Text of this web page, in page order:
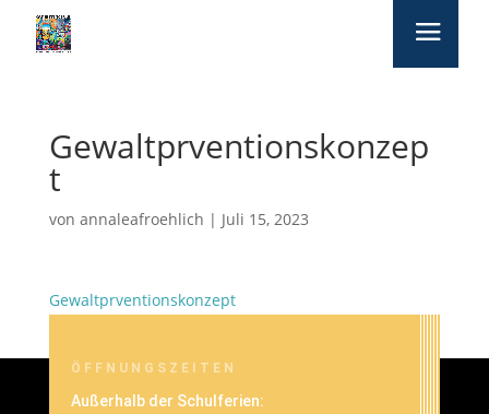
Gewaltprventionskonzep
t
von annaleafroehlich | Juli 15, 2023
Gewaltprventionskonzept
ÖFFNUNGSZEITEN
Außerhalb der Schulferien: